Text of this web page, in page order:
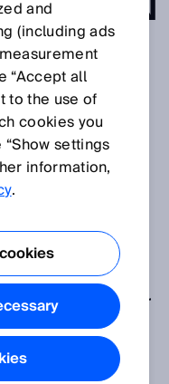
bewegte
ist
IMO-Regularie für
Reedereien
an Bord gibt, die
and
(including ads
“Accept all
to the use of
cookies you
settings
information,
.